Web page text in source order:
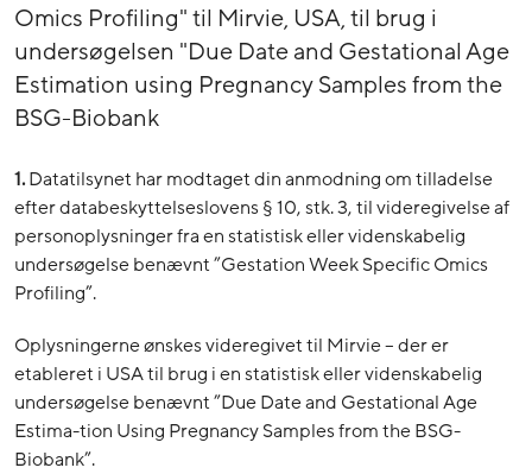
Omics Profiling" til Mirvie, USA, til brug i
undersøgelsen "Due Date and Gestational Age
Estimation using Pregnancy Samples from the
BSG-Biobank
1.Datatilsynet har modtaget din anmodning om tilladelse
efter databeskyttelseslovens § 10, stk. 3, til videregivelse af
personoplysninger fra en statistisk eller videnskabelig
undersøgelse benævnt ”Gestation Week Specific Omics
Profiling”.
Oplysningerne ønskes videregivet til Mirvie – der er
etableret i USA til brug i en statistisk eller videnskabelig
undersøgelse benævnt ”Due Date and Gestational Age
Estima-tion Using Pregnancy Samples from the BSG-
Biobank”.